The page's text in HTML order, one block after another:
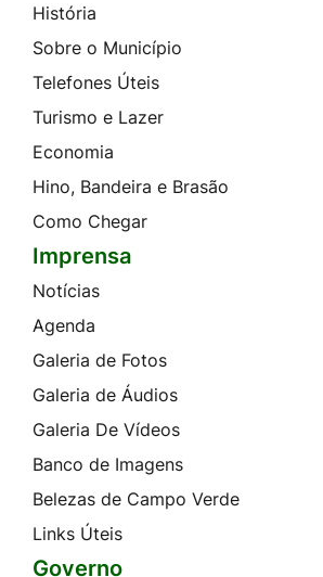
História
Sobre o Município
Telefones Úteis
Turismo e Lazer
Economia
Hino, Bandeira e Brasão
Como Chegar
Imprensa
Notícias
Agenda
Galeria de Fotos
Galeria de Áudios
Galeria De Vídeos
Banco de Imagens
Belezas de Campo Verde
Links Úteis
Governo